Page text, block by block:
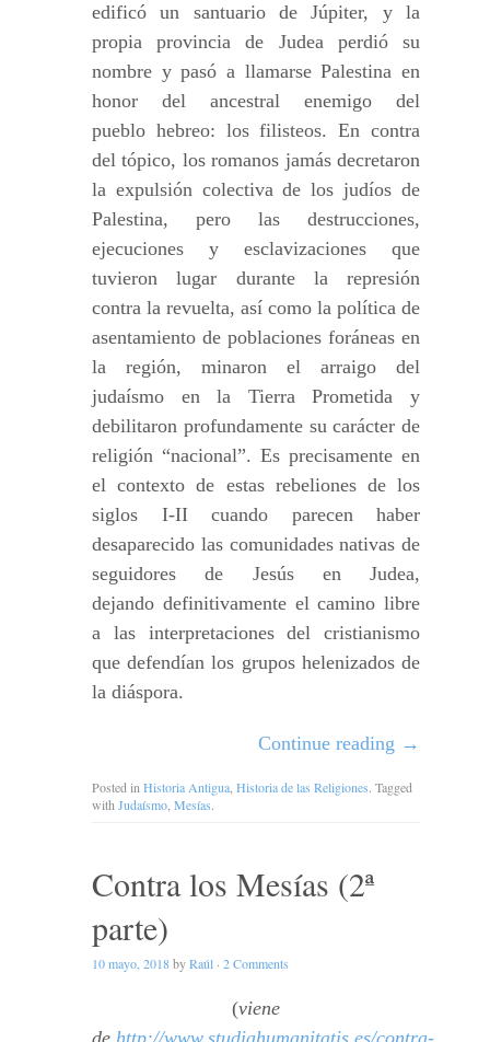
edificó un santuario de Júpiter, y la
propia provincia de Judea perdió su
nombre y pasó a llamarse Palestina en
honor del ancestral enemigo del
pueblo hebreo: los filisteos. En contra
del tópico, los romanos jamás decretaron
la expulsión colectiva de los judíos de
Palestina, pero las destrucciones,
ejecuciones y esclavizaciones que
tuvieron lugar durante la represión
contra la revuelta, así como la política de
asentamiento de poblaciones foráneas en
la región, minaron el arraigo del
judaísmo en la Tierra Prometida y
debilitaron profundamente su carácter de
religión “nacional”. Es precisamente en
el contexto de estas rebeliones de los
siglos I-II cuando parecen haber
desaparecido las comunidades nativas de
seguidores de Jesús en Judea,
dejando definitivamente el camino libre
a las interpretaciones del cristianismo
que defendían los grupos helenizados de
la diáspora.
Continue reading →
Posted in Historia Antigua Historia de las Religiones. Tagged
with Judaísmo Mesías.
Contra los Mesías (2ª
parte)
10 mayo, 2018byRaúl · 2 Comments
(viene
de http://www.studiahumanitatis.es/contra-